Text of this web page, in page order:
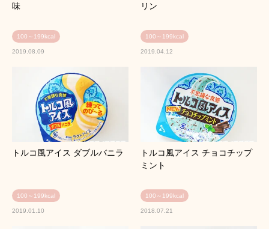
味
100～199kcal
2019.08.09
リン
100～199kcal
2019.04.12
トルコ風アイス ダブルバニラ
100～199kcal
2019.01.10
トルコ風アイス チョコチップ
ミント
100～199kcal
2018.07.21